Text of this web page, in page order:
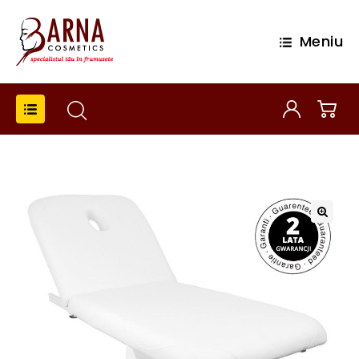
Meniu